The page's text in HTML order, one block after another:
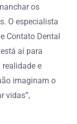
os
O especialista
Contato Dental
aí para
e
imaginam o
vidas”,